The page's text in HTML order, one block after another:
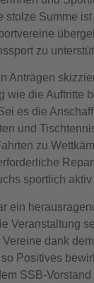
stolze Summe
zu
Anträgen
wie die Auftritte
es die
und
zu
sportlich
ein
Veranstaltung
dank
Positives
SSB-